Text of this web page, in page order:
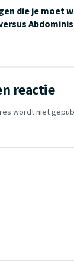
die je moet
Abdominis
reactie
wordt niet